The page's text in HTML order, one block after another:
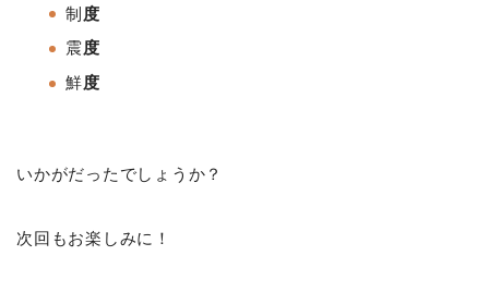
制 度
震度
鮮度
いかがだったでしょうか？
次回もお楽しみに！